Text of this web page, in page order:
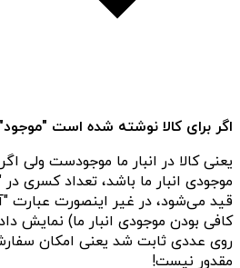
اگر برای کالا نوشته شده است "موجود"
یعنی کالا در انبار ما موجودست ولی
موجودی انبار ما باشد، تعداد کسری در
قید می‌شود، در غیر اینصورت عبارت
کافی بودن موجودی انبار ما) نمایش
روی عددی ثابت شد یعنی امکان
مقدور نیست!